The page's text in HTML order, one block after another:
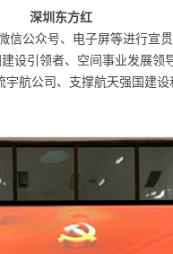
深圳东方红
公众号、电子屏等进行宣
设引领者、空间事业发展
航公司、支撑航天强国建